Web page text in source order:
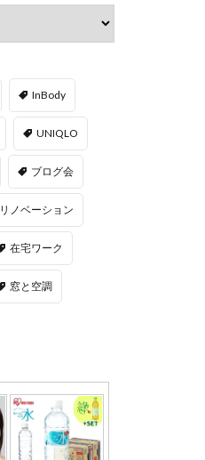
InBody
UNIQLO
ブログ会
リノベーション
在宅ワーク
窓と空調